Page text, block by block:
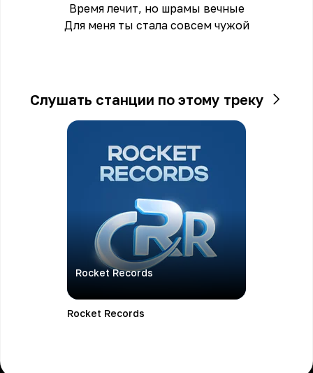
Время лечит, но шрамы вечные
Для меня ты стала совсем чужой
Слушать станции по этому треку
Rocket Records
Rocket Records